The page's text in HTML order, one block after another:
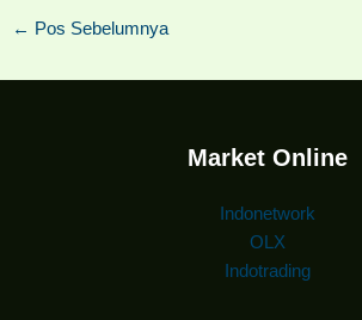
← Pos Sebelumnya
Market Online
Indonetwork
OLX
Indotrading